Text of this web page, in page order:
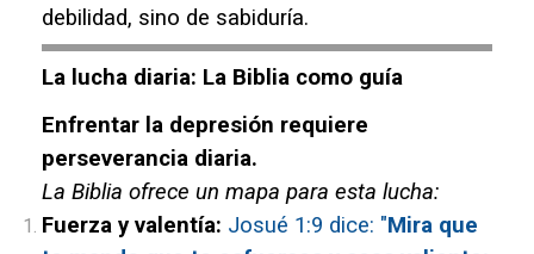
debilidad, sino de sabiduría.
La lucha diaria: La Biblia como guía
Enfrentar la depresión requiere
perseverancia diaria.
La Biblia ofrece un mapa para esta lucha:
Fuerza y valentía: Josué 1:9 dice: "Mira que